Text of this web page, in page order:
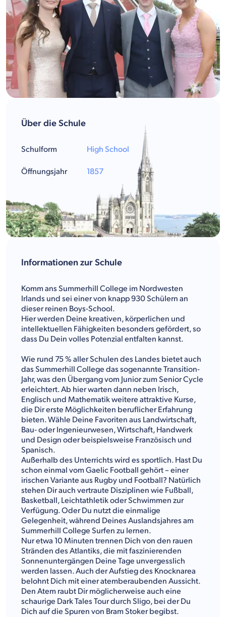
Informationen zur Schule
Komm ans Summerhill College im Nordwesten
Irlands und sei einer von knapp 930 Schülern an
dieser reinen Boys-School.
Hier werden Deine kreativen, körperlichen und
intellektuellen Fähigkeiten besonders gefördert, so
dass Du Dein volles Potenzial entfalten kannst.
Wie rund 75 % aller Schulen des Landes bietet auch
das Summerhill College das sogenannte Transition-
Jahr, was den Übergang vom Junior zum Senior Cycle
erleichtert. Ab hier warten dann neben Irisch,
Englisch und Mathematik weitere attraktive Kurse,
die Dir erste Möglichkeiten beruflicher Erfahrung
bieten. Wähle Deine Favoriten aus Landwirtschaft,
Bau- oder Ingenieurwesen, Wirtschaft, Handwerk
und Design oder beispielsweise Französisch und
Spanisch.
Außerhalb des Unterrichts wird es sportlich. Hast Du
schon einmal vom Gaelic Football gehört – einer
irischen Variante aus Rugby und Football? Natürlich
stehen Dir auch vertraute Disziplinen wie Fußball,
Basketball, Leichtathletik oder Schwimmen zur
Verfügung. Oder Du nutzt die einmalige
Gelegenheit, während Deines Auslandsjahres am
Summerhill College Surfen zu lernen.
Nur etwa 10 Minuten trennen Dich von den rauen
Stränden des Atlantiks, die mit faszinierenden
Sonnenuntergängen Deine Tage unvergesslich
werden lassen. Auch der Aufstieg des Knocknarea
belohnt Dich mit einer atemberaubenden Aussicht.
Den Atem raubt Dir möglicherweise auch eine
schaurige Dark Tales Tour durch Sligo, bei der Du
Dich auf die Spuren von Bram Stoker begibst.
Über die Schule
Schulform
Öffnungsjahr
High School
1857